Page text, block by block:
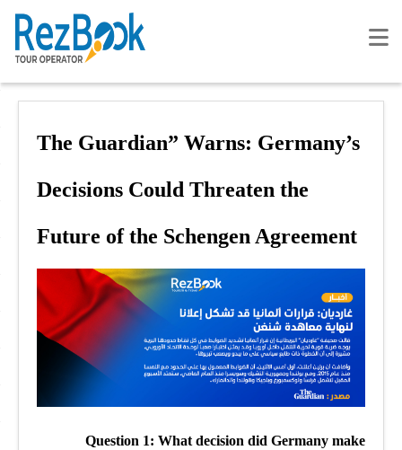
The Guardian” Warns: Germany’s
Decisions Could Threaten the
Future of the Schengen Agreement
Question 1: What decision did Germany make